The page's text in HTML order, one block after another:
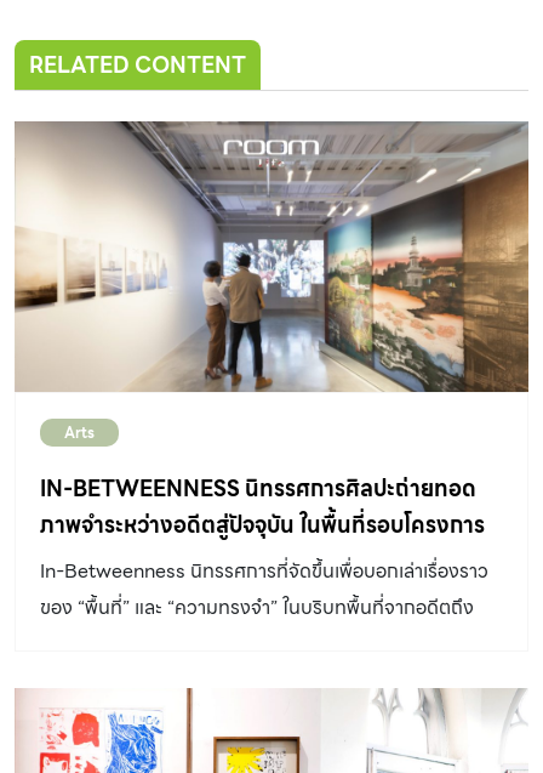
RELATED CONTENT
Arts
IN-BETWEENNESS นิทรรศการศิลปะถ่ายทอด
ภาพจำระหว่างอดีตสู่ปัจจุบัน ในพื้นที่รอบโครงการ
ONE BANGKOK
In-Betweenness นิทรรศการที่จัดขึ้นเพื่อบอกเล่าเรื่องราว
ของ “พื้นที่” และ “ความทรงจำ” ในบริบทพื้นที่จากอดีตถึง
และคุณนักรบ มูลมานัส